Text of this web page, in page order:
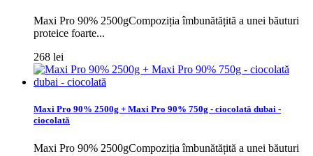
Maxi Pro 90% 2500gCompoziția îmbunătățită a unei băuturi
proteice foarte...
268 lei
Maxi Pro 90% 2500g + Maxi Pro 90% 750g - ciocolată dubai -
ciocolată
Maxi Pro 90% 2500gCompoziția îmbunătățită a unei băuturi